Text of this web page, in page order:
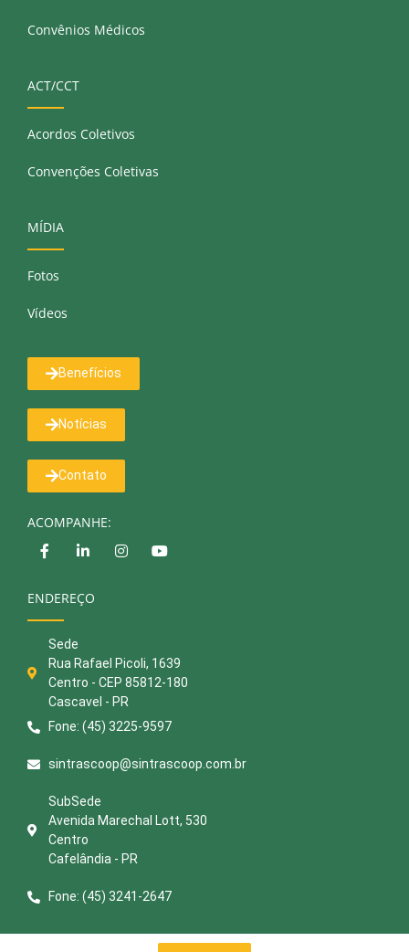
Convênios Médicos
ACT/CCT
Acordos Coletivos
Convenções Coletivas
MÍDIA
Fotos
Vídeos
Benefícios
Notícias
Contato
ACOMPANHE:
ENDEREÇO
Sede
Rua Rafael Picoli, 1639
Centro - CEP 85812-180
Cascavel - PR
Fone: (45) 3225-9597
sintrascoop@sintrascoop.com.br
SubSede
Avenida Marechal Lott, 530
Centro
Cafelândia - PR
Fone: (45) 3241-2647